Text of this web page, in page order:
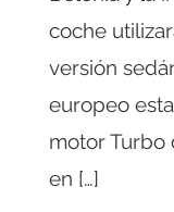
coche
versión
europeo
motor Turbo
en […]